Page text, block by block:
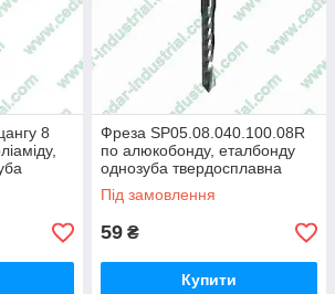
8
Фреза SP05.08.040.100.08R
по алюкобонду, еталбонду
однозуба твердосплавна
Під замовлення
59 ₴
Купити